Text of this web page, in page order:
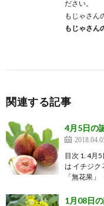
ださい。
もじゃさん
もじゃさん
関連する記事
4月5日の
目次 1. 4月
は イチジク
「無花果
1月08日